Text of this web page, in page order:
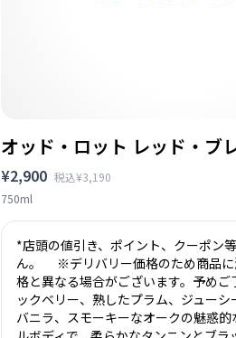
オッド・ロット レッド・ブ
¥2,900 税込¥3,190
750ml
*店頭の値引き、ポイント、クーポン
ん。 ※デリバリー価格のため商品に
格と異なる場合がございます。予めご
ックベリー、熟したプラム、ジューシ
バニラ、スモーキーなオークの魅惑